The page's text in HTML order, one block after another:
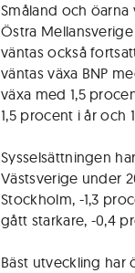
Småland och öarna
Östra
väntas också
väntas växa BNP
växa med 1,5
1,5 procent i år och
Sysselsättningen
Västsverige under
Stockholm, -1,3
gått starkare, -0,4
Bäst utveckling har